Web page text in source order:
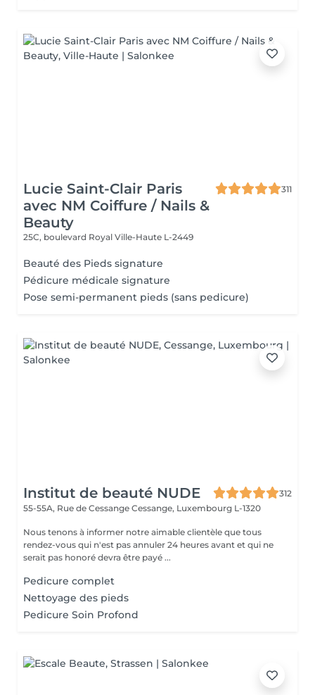
Lucie Saint-Clair Paris
avec NM Coiffure / Nails &
Beauty
311
25C, boulevard Royal Ville-Haute L-2449
Beauté des Pieds signature
Pédicure médicale signature
Pose semi-permanent pieds (sans pedicure)
Institut de beauté NUDE
312
55-55A, Rue de Cessange Cessange, Luxembourg L-1320
Nous tenons à informer notre aimable clientèle que tous
rendez-vous qui n'est pas annuler 24 heures avant et qui ne
serait pas honoré devra être payé ...
Pedicure complet
Nettoyage des pieds
Pedicure Soin Profond